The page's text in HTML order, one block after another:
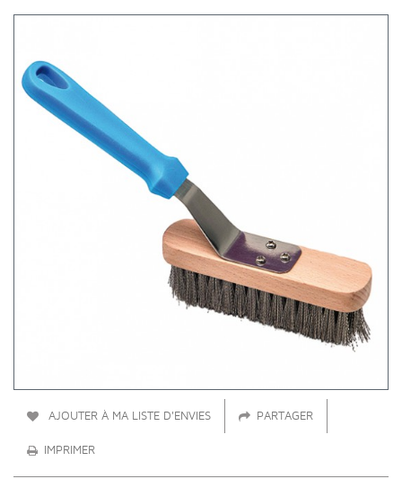
AJOUTER À MA LISTE D'ENVIES PARTAGER
IMPRIMER